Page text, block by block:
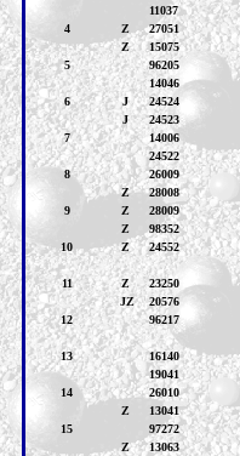
11037
4
Z 27051
Z
15075
5
96205
14046
6
J 24524
J
24523
7
14006
24522
8
26009
Z
28008
9
Z 28009
Z
98352
10
Z 24552
11
Z 23250
JZ
20576
12
96217
13
16140
19041
14
26010
Z
13041
15
97272
Z
13063